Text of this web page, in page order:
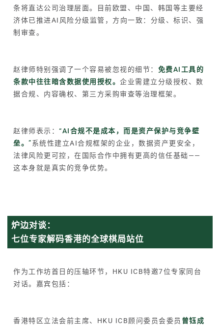
条将直达公司治理层面。目前欧盟、中国、韩国等主要经
济体已推进AI风险分级监管，方向一致：分级、标识、强
制审查。
赵律师特别强调了一个容易被忽视的细节： 免费AI工具的
条款中往往暗含数据使用授权。 企业需建立分级授权、数
据合规、内容确权、第三方采购审查等治理框架。
赵律师表示： “AI合规不是成本，而是资产保护与竞争壁
垒。”系统性建立AI合规框架的企业，数据资产更安全，
法律风险更可控，在国际合作中拥有更高的信任基础——
这本身就是真实的竞争优势。
炉边对谈：
七位专家解码香港的全球棋局站位
作为工作坊首日的压轴环节，HKU ICB特邀7位专家同台
对话。嘉宾包括：
香港特区立法会前主席、HKU ICB顾问委员会委员 曾钰成